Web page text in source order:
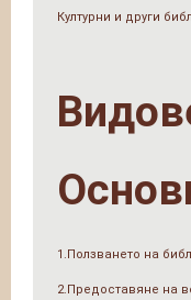
Културни и други
1.Ползването на
2.Предоставяне на